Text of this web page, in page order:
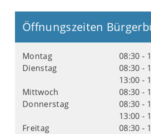
Öffnungszeiten
Montag
08:30 -
Dienstag
08:30 -
13:00 -
Mittwoch
08:30 -
Donnerstag
08:30 -
13:00 -
Freitag
08:30 -